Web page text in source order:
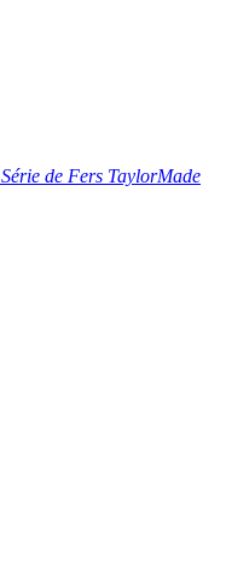
Série de Fers TaylorMade